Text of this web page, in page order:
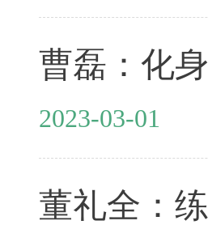
曹磊：化
2023-03-01
董礼全：